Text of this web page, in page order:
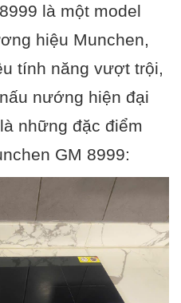
là một model
hiệu Munchen,
tính năng vượt trội,
nướng hiện đại
những đặc điểm
GM 8999: